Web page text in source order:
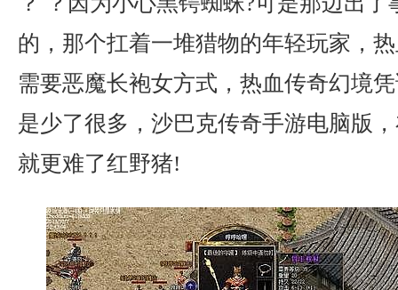
的，那个扛着一堆猎物的年轻玩家，
需要恶魔长袍女方式，热血传奇幻境
是少了很多，沙巴克传奇手游电脑版
就更难了红野猪!